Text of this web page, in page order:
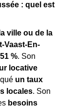
: quel est
ville ou de la
Vaast-En-
51 %. Son
locative
un taux
locales. Son
besoins